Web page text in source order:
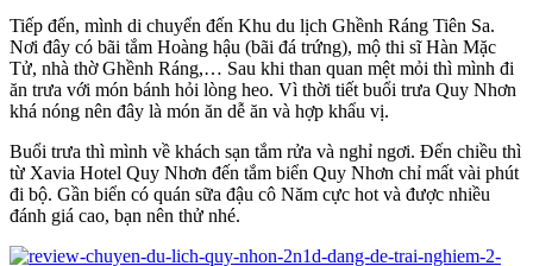
Tiếp đến, mình di chuyển đến Khu du lịch Ghềnh Ráng Tiên Sa.
Nơi đây có bãi tắm Hoàng hậu (bãi đá trứng), mộ thi sĩ Hàn Mặc
Tử, nhà thờ Ghềnh Ráng,… Sau khi than quan mệt mỏi thì mình đi
ăn trưa với món bánh hỏi lòng heo. Vì thời tiết buổi trưa Quy Nhơn
khá nóng nên đây là món ăn dễ ăn và hợp khẩu vị.
Buổi trưa thì mình về khách sạn tắm rửa và nghỉ ngơi. Đến chiều thì
từ Xavia Hotel Quy Nhơn đến tắm biển Quy Nhơn chỉ mất vài phút
đi bộ. Gần biển có quán sữa đậu cô Năm cực hot và được nhiều
đánh giá cao, bạn nên thử nhé.